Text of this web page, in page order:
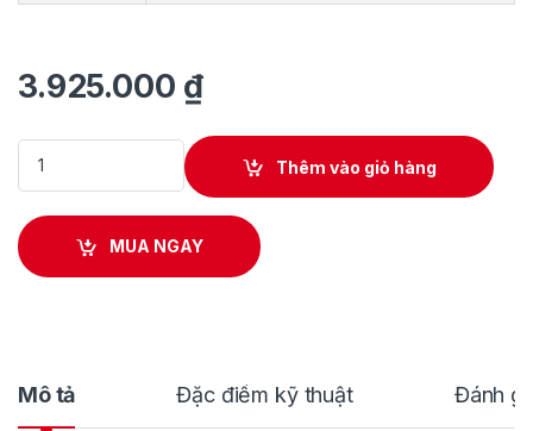
3.925.000 ₫
Máy cắt cỏ dùng pin tay cầm vòng Makita DUR190LZX1
Thêm vào giỏ hàng
MUA NGAY
Mô tả Đặc điểm kỹ thuật Đánh